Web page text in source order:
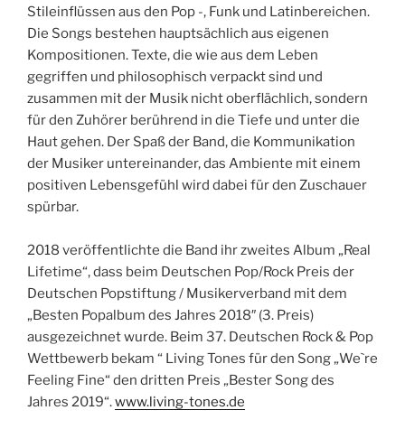
Stileinflüssen aus den Pop -, Funk und Latinbereichen.
Die Songs bestehen hauptsächlich aus eigenen
Kompositionen. Texte, die wie aus dem Leben
gegriffen und philosophisch verpackt sind und
zusammen mit der Musik nicht oberflächlich, sondern
für den Zuhörer berührend in die Tiefe und unter die
Haut gehen. Der Spaß der Band, die Kommunikation
der Musiker untereinander, das Ambiente mit einem
positiven Lebensgefühl wird dabei für den Zuschauer
spürbar.
2018 veröffentlichte die Band ihr zweites Album „Real
Lifetime“, dass beim Deutschen Pop/Rock Preis der
Deutschen Popstiftung / Musikerverband mit dem
„Besten Popalbum des Jahres 2018″ (3. Preis)
ausgezeichnet wurde. Beim 37. Deutschen Rock & Pop
Wettbewerb bekam “ Living Tones für den Song „We`re
Feeling Fine“ den dritten Preis „Bester Song des
Jahres 2019“.www.living-tones.de